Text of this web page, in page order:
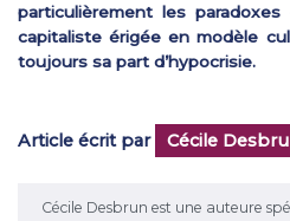
particulièrement les
capitaliste érigée en modèle
toujours sa part d’hypocrisie.
Article écrit par Cécile
Cécile Desbrun est une auteure